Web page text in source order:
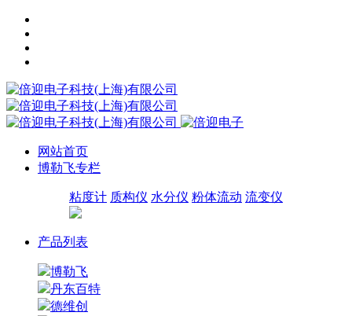
网站首页
博勒飞专栏
粘度计 质构仪 水分仪 粉体流动 流变仪
产品列表
博勒飞
丹东百特
德维创